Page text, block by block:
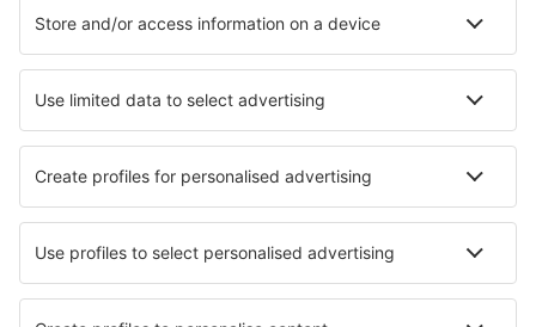
Hotely in Morzine Hotely in Chamonix-Mont-Blanc
Hotely v La Rochelle
Nejlepší hotely - města
Hotely in Cow Head Hotely in Medora
Hotely in Miasteczko Slaskie Hotely v Hulu Sihapas